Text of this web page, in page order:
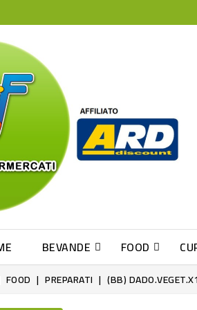
BEVANDE FOOD
FOOD PREPARATI (BB)